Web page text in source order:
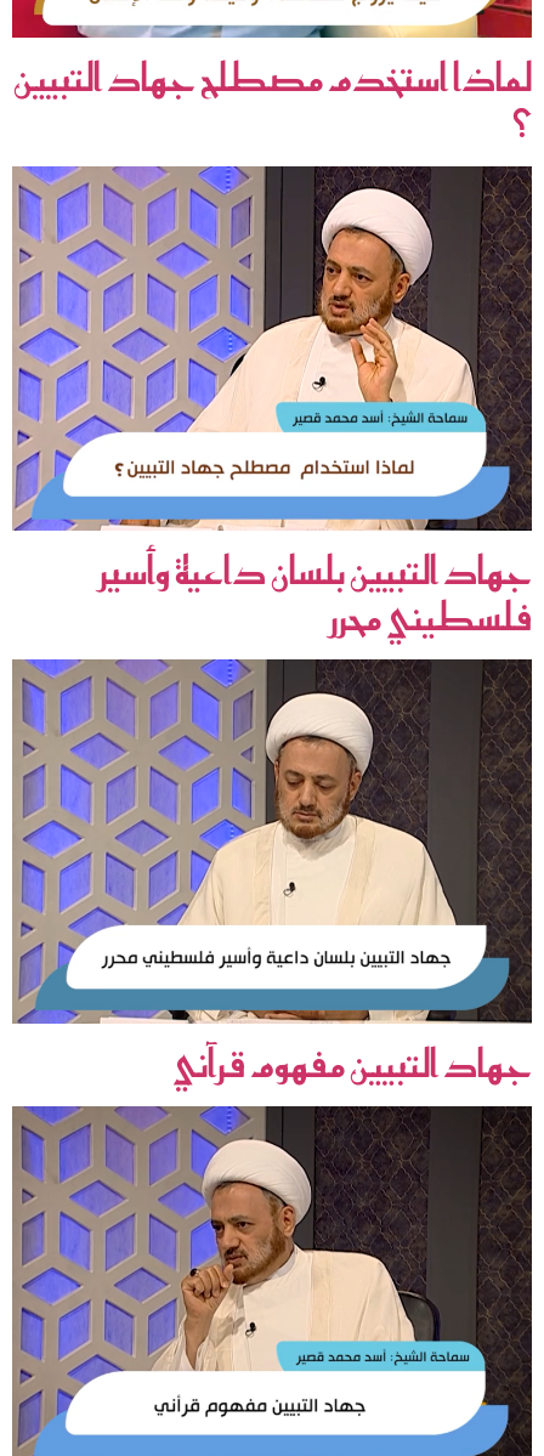
لماذا استخدم مصطلح جهاد التبيين
؟
جهاد التبيين بلسان داعية وأسير
فلسطيني محرر
جهاد التبيين مفهوم قرآني